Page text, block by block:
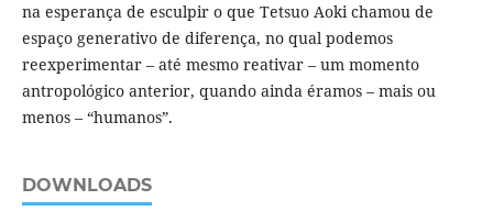
na esperança de esculpir o que Tetsuo Aoki chamou de
espaço generativo de diferença, no qual podemos
reexperimentar – até mesmo reativar – um momento
antropológico anterior, quando ainda éramos – mais ou
menos – “humanos”.
DOWNLOADS